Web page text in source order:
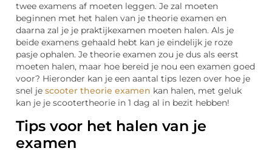
twee examens af moeten leggen. Je zal moeten
beginnen met het halen van je theorie examen en
daarna zal je je praktijkexamen moeten halen. Als je
beide examens gehaald hebt kan je eindelijk je roze
pasje ophalen. Je theorie examen zou je dus als eerst
moeten halen, maar hoe bereid je nou een examen goed
voor? Hieronder kan je een aantal tips lezen over hoe je
snel je scooter theorie examen kan halen, met geluk
kan je je scootertheorie in 1 dag al in bezit hebben!
Tips voor het halen van je
examen